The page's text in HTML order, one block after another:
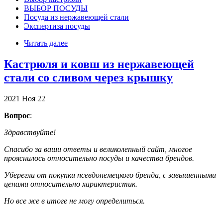
ВЫБОР ПОСУДЫ
Посуда из нержавеющей стали
Экспертиза посуды
Читать далее
Кастрюля и ковш из нержавеющей
стали со сливом через крышку
2021 Ноя 22
Вопрос:
Здравствуйте!
Спасибо за ваши ответы и великолепный сайт, многое
прояснилось относительно посуды и качества брендов.
Уберегли от покупки псевдонемецкого бренда, с завышенными
ценами относительно характеристик.
Но все же в итоге не могу определиться.